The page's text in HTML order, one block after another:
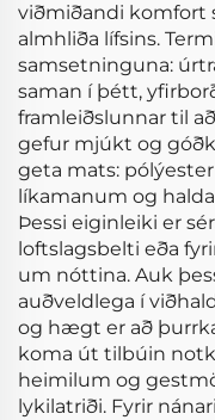
viðmiðandi komfort
almhliða lífsins.
samsetninguna:
saman í þétt,
framleiðslunnar til
gefur mjúkt og
geta mats:
líkamanum og
Þessi eiginleiki er
loftslagsbelti eða
um nóttina. Auk
auðveldlega í
og hægt er að
koma út tilbúin
heimilum og
lykilatriði. Fyrir